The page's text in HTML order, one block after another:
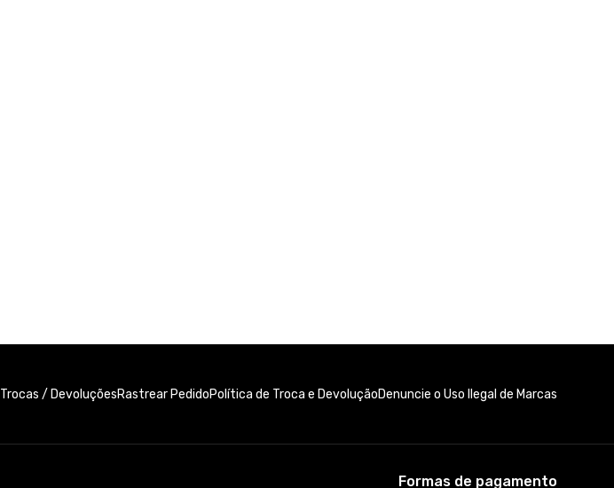
Trocas / DevoluçõesRastrear PedidoPolítica de Troca e DevoluçãoDenuncie o Uso Ilegal de Marcas
Formas de pagamento